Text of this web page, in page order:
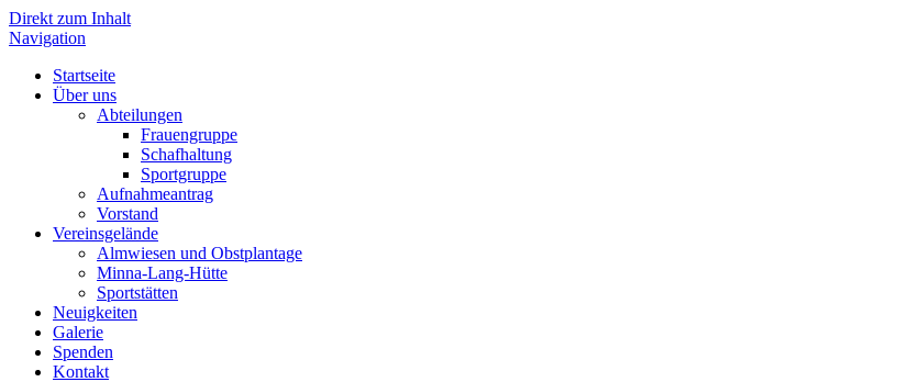
Direkt zum Inhalt
Navigation
Startseite
Über uns
Abteilungen
Frauengruppe
Schafhaltung
Sportgruppe
Aufnahmeantrag
Vorstand
Vereinsgelände
Almwiesen und Obstplantage
Minna-Lang-Hütte
Sportstätten
Neuigkeiten
Galerie
Spenden
Kontakt